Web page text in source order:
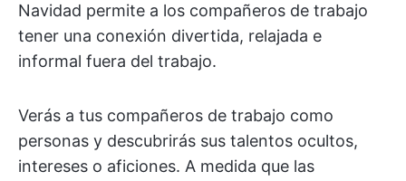
Navidad permite a los compañeros de trabajo
tener una conexión divertida, relajada e
informal fuera del trabajo.
Verás a tus compañeros de trabajo como
personas y descubrirás sus talentos ocultos,
intereses o aficiones. A medida que las